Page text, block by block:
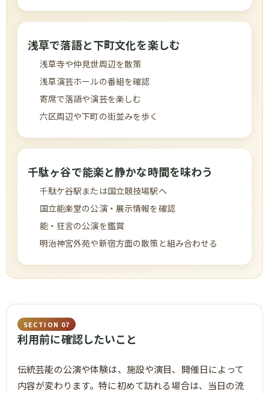
浅草で落語と下町文化を楽しむ
浅草寺や仲見世周辺を散策
浅草演芸ホールの番組を確認
寄席で落語や演芸を楽しむ
六区周辺や下町の街並みを歩く
千駄ヶ谷で能楽と静かな時間を味わう
千駄ケ谷駅または国立競技場駅へ
国立能楽堂の公演・展示情報を確認
能・狂言の公演を鑑賞
明治神宮外苑や新宿方面の散策と組み合わせる
SECTION 07
利用前に確認したいこと
伝統芸能の公演や体験は、施設や演目、開催日によって
内容が変わります。特に初めて訪れる場合は、当日の流